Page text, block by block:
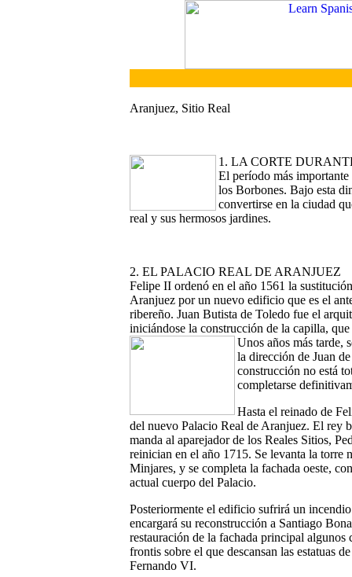
Aranjuez, Sitio Real
1. LA CORTE
El período más
los Borbones. Bajo esta
convertirse en la ciudad
real y sus hermosos jardines.
2. EL PALACIO REAL DE ARANJUEZ
Felipe II ordenó en el año 1561 la
Aranjuez por un nuevo edificio que es el
ribereño. Juan Butista de Toledo fue el
iniciándose la construcción de la capilla,
Unos años más tarde,
la dirección de Juan
construcción no está
completarse
Hasta el reinado de
del nuevo Palacio Real de Aranjuez. El rey
manda al aparejador de los Reales Sitios,
reinician en el año 1715. Se levanta la torre
Minjares, y se completa la fachada oeste,
actual cuerpo del Palacio.
Posteriormente el edificio sufrirá un
encargará su reconstrucción a Santiago
restauración de la fachada principal algunos
frontis sobre el que descansan las estatuas
Fernando VI.